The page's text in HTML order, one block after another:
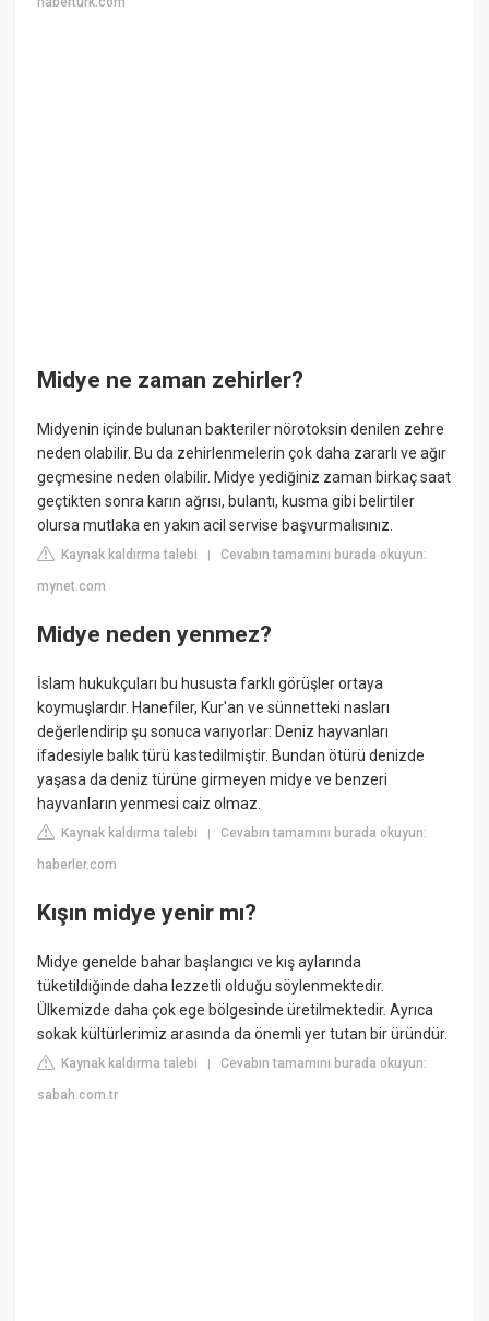
Midye ne zaman zehirler?
Midyenin içinde bulunan bakteriler nörotoksin denilen zehre
neden olabilir. Bu da zehirlenmelerin çok daha zararlı ve ağır
geçmesine neden olabilir. Midye yediğiniz zaman birkaç saat
geçtikten sonra karın ağrısı, bulantı, kusma gibi belirtiler
olursa mutlaka en yakın acil servise başvurmalısınız.
Kaynak kaldırma talebi |Cevabın tamamını burada okuyun:
mynet.com
Midye neden yenmez?
İslam hukukçuları bu hususta farklı görüşler ortaya
koymuşlardır. Hanefiler, Kur'an ve sünnetteki nasları
değerlendirip şu sonuca varıyorlar: Deniz hayvanları
ifadesiyle balık türü kastedilmiştir. Bundan ötürü denizde
yaşasa da deniz türüne girmeyen midye ve benzeri
hayvanların yenmesi caiz olmaz.
Kaynak kaldırma talebi |Cevabın tamamını burada okuyun:
haberler.com
Kışın midye yenir mı?
Midye genelde bahar başlangıcı ve kış aylarında
tüketildiğinde daha lezzetli olduğu söylenmektedir.
Ülkemizde daha çok ege bölgesinde üretilmektedir. Ayrıca
sokak kültürlerimiz arasında da önemli yer tutan bir üründür.
Kaynak kaldırma talebi |Cevabın tamamını burada okuyun:
sabah.com.tr